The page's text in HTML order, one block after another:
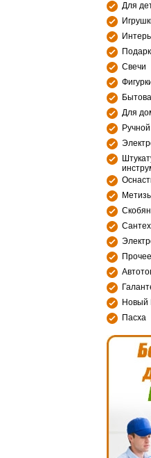
Для
Свечи
Для
Новый
Пасха